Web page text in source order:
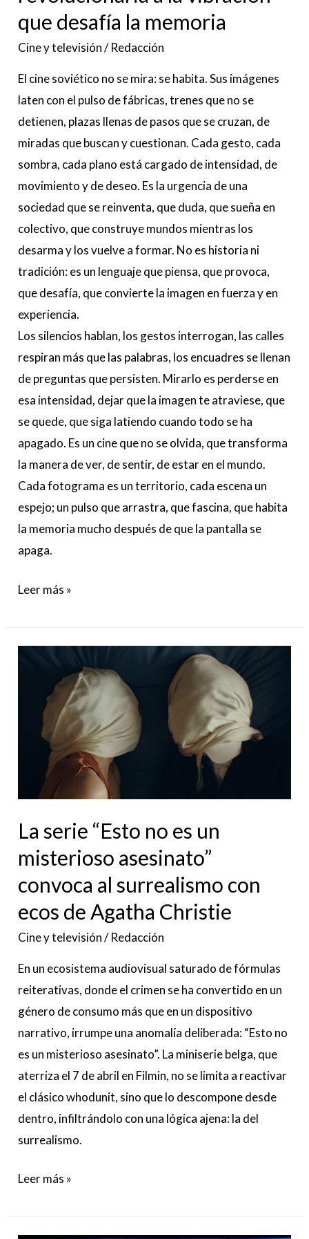
que desafía la memoria
Cine y televisión/Redacción
El cine soviético no se mira: se habita. Sus imágenes
laten con el pulso de fábricas, trenes que no se
detienen, plazas llenas de pasos que se cruzan, de
miradas que buscan y cuestionan. Cada gesto, cada
sombra, cada plano está cargado de intensidad, de
movimiento y de deseo. Es la urgencia de una
sociedad que se reinventa, que duda, que sueña en
colectivo, que construye mundos mientras los
desarma y los vuelve a formar. No es historia ni
tradición: es un lenguaje que piensa, que provoca,
que desafía, que convierte la imagen en fuerza y en
experiencia.
Los silencios hablan, los gestos interrogan, las calles
respiran más que las palabras, los encuadres se llenan
de preguntas que persisten. Mirarlo es perderse en
esa intensidad, dejar que la imagen te atraviese, que
se quede, que siga latiendo cuando todo se ha
apagado. Es un cine que no se olvida, que transforma
la manera de ver, de sentir, de estar en el mundo.
Cada fotograma es un territorio, cada escena un
espejo; un pulso que arrastra, que fascina, que habita
la memoria mucho después de que la pantalla se
apaga.
la
memoria
Leer más »
La serie “Esto no es un
misterioso asesinato”
convoca al surrealismo con
ecos de Agatha Christie
Cine y televisión/Redacción
En un ecosistema audiovisual saturado de fórmulas
reiterativas, donde el crimen se ha convertido en un
género de consumo más que en un dispositivo
narrativo, irrumpe una anomalía deliberada: “Esto no
es un misterioso asesinato”. La miniserie belga, que
aterriza el 7 de abril en Filmin, no se limita a reactivar
el clásico whodunit, sino que lo descompone desde
dentro, infiltrándolo con una lógica ajena: la del
surrealismo.
misterioso
convoca
surrealismo
con
ecos
de
Christie
Leer más »